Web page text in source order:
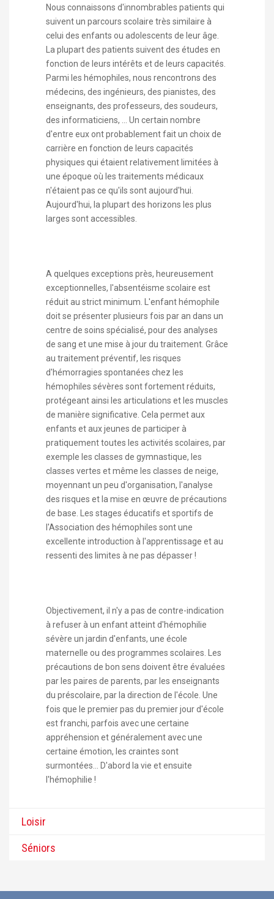
Nous connaissons d'innombrables patients qui
suivent un parcours scolaire très similaire à
celui des enfants ou adolescents de leur âge.
La plupart des patients suivent des études en
fonction de leurs intérêts et de leurs capacités.
Parmi les hémophiles, nous rencontrons des
médecins, des ingénieurs, des pianistes, des
enseignants, des professeurs, des soudeurs,
des informaticiens, ... Un certain nombre
d'entre eux ont probablement fait un choix de
carrière en fonction de leurs capacités
physiques qui étaient relativement limitées à
une époque où les traitements médicaux
n'étaient pas ce qu'ils sont aujourd'hui.
Aujourd'hui, la plupart des horizons les plus
larges sont accessibles.
A quelques exceptions près, heureusement
exceptionnelles, l'absentéisme scolaire est
réduit au strict minimum. L'enfant hémophile
doit se présenter plusieurs fois par an dans un
centre de soins spécialisé, pour des analyses
de sang et une mise à jour du traitement. Grâce
au traitement préventif, les risques
d'hémorragies spontanées chez les
hémophiles sévères sont fortement réduits,
protégeant ainsi les articulations et les muscles
de manière significative. Cela permet aux
enfants et aux jeunes de participer à
pratiquement toutes les activités scolaires, par
exemple les classes de gymnastique, les
classes vertes et même les classes de neige,
moyennant un peu d'organisation, l'analyse
des risques et la mise en œuvre de précautions
de base. Les stages éducatifs et sportifs de
l'Association des hémophiles sont une
excellente introduction à l'apprentissage et au
ressenti des limites à ne pas dépasser !
Objectivement, il n'y a pas de contre-indication
à refuser à un enfant atteint d'hémophilie
sévère un jardin d'enfants, une école
maternelle ou des programmes scolaires. Les
précautions de bon sens doivent être évaluées
par les paires de parents, par les enseignants
du préscolaire, par la direction de l'école. Une
fois que le premier pas du premier jour d'école
est franchi, parfois avec une certaine
appréhension et généralement avec une
certaine émotion, les craintes sont
surmontées... D'abord la vie et ensuite
l'hémophilie !
Loisir
Séniors